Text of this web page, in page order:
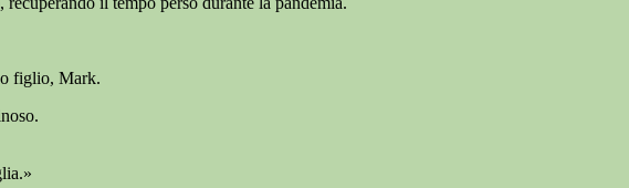
figlio, Mark.